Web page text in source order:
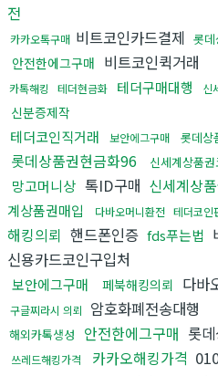
전
카카오톡구매 비트코인카드결제 롯데
안전한에그구매 비트코인퀵거래
카톡해킹 테더현금화 테더구매대행 신
신분증제작
테더코인직거래 보안에그구매 롯데상
롯데상품권현금화96
신세계상품
망고머니상 톡ID구매 신세계상
계상품권매입
다바오머니환전 테더코인
해킹의뢰 핸드폰인증 fds푸는법
신용카드코인구입처
보안에그구매 페북해킹의뢰 다바
구글찌라시 의뢰 암호화폐전송대행
해외카톡생성 안전한에그구매 롯
쓰레드해킹가격 카카오해킹가격